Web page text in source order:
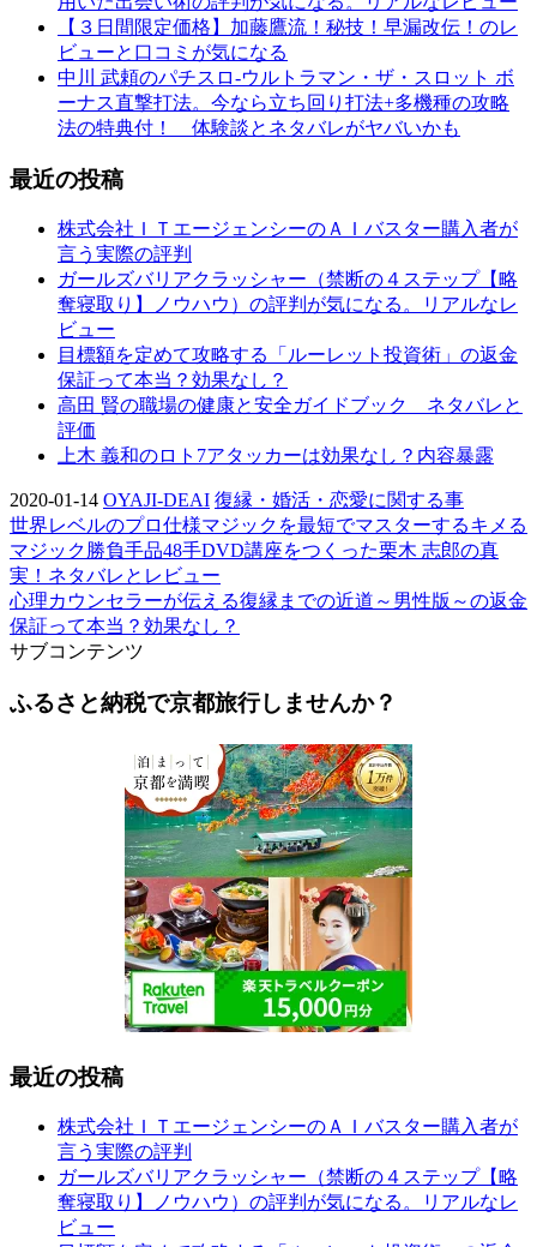
【３日間限定価格】加藤鷹流！秘技！早漏改伝！のレ
ビューと口コミが気になる
中川 武頼のパチスロ-ウルトラマン・ザ・スロット ボ
ーナス直撃打法。今なら立ち回り打法+多機種の攻略
法の特典付！ 体験談とネタバレがヤバいかも
最近の投稿
株式会社ＩＴエージェンシーのＡＩバスター購入者が
言う実際の評判
ガールズバリアクラッシャー（禁断の４ステップ【略
奪寝取り】ノウハウ）の評判が気になる。リアルなレ
ビュー
目標額を定めて攻略する「ルーレット投資術」の返金
保証って本当？効果なし？
高田 賢の職場の健康と安全ガイドブック ネタバレと
評価
上木 義和のロト7アタッカーは効果なし？内容暴露
2020-01-14 OYAJI-DEAI 復縁・婚活・恋愛に関する事
世界レベルのプロ仕様マジックを最短でマスターするキメる
マジック勝負手品48手DVD講座をつくった栗木 志郎の真
実！ネタバレとレビュー
心理カウンセラーが伝える復縁までの近道～男性版～の返金
保証って本当？効果なし？
サブコンテンツ
ふるさと納税で京都旅行しませんか？
最近の投稿
株式会社ＩＴエージェンシーのＡＩバスター購入者が
言う実際の評判
ガールズバリアクラッシャー（禁断の４ステップ【略
奪寝取り】ノウハウ）の評判が気になる。リアルなレ
ビュー